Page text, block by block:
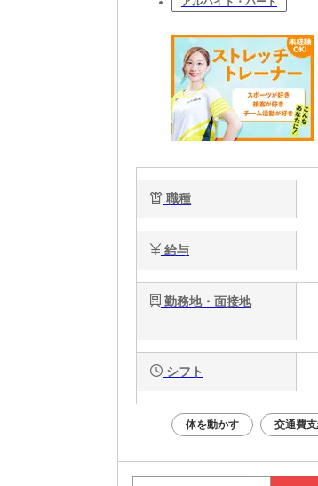
職種
給与
勤務地・面接地
シフト
体を動かす 交通費